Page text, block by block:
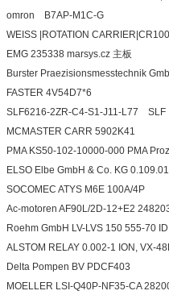
omron B7AP-M1C-G
WEISS |ROTATION
EMG 235338 marsys.cz 主板
Burster Praezisionsmesstechnik
FASTER 4V54D7*6
SLF6216-2ZR-C4-S1-J11-L77 SLF
MCMASTER CARR 5902K41
PMA KS50-102-10000-000 PMA
ELSO Elbe GmbH & Co. KG
SOCOMEC ATYS M6E 100A/4P
Ac-motoren AF90L/2D-12+E2
Roehm GmbH LV-LVS 150 555-70
ALSTOM RELAY 0.002-1 ION, VX-
Delta Pompen BV PDCF403
MOELLER LSI-Q40P-NF35-CA